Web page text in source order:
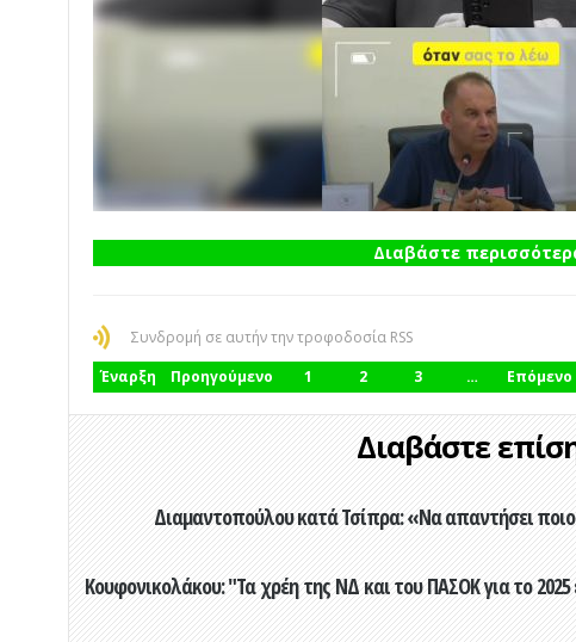
Διαβάστε
Συνδρομή σε αυτήν την τροφοδοσία RSS
Έναρξη
Προηγούμενο 1 2 3 … Επόμενο
Διαβάστε
Διαμαντοπούλου κατά Τσίπρα: «Να απαντήσει
Κουφονικολάκου: "Τα χρέη της ΝΔ και του ΠΑΣΟΚ για το